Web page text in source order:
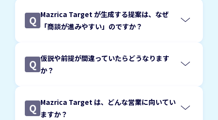
Q Mazrica Target が生成する提案は、なぜ
「商談が進みやすい」のですか？
Q 仮説や前提が間違っていたらどうなります
か？
Q Mazrica Target は、どんな営業に向いてい
ますか？